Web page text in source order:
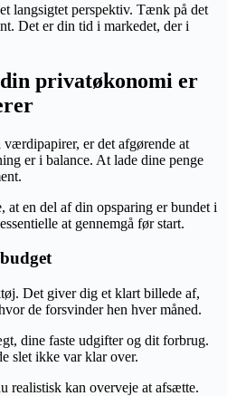
langsigtet perspektiv. Tænk på det
Det er din tid i markedet, der i
privatøkonomi er
er det afgørende at
er i balance. At lade dine penge
en del af din opsparing er bundet i
at gennemgå før start.
Det giver dig et klart billede af,
de forsvinder hen hver måned.
dine faste udgifter og dit forbrug.
slet ikke var klar over.
realistisk kan overveje at afsætte.